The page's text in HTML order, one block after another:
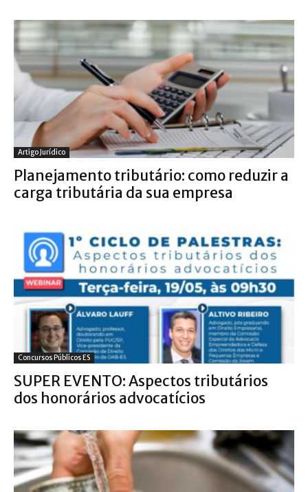
Artigo Jurídico
Planejamento tributário: como reduzir a
carga tributária da sua empresa
Concursos Públicos ES
SUPER EVENTO: Aspectos tributários
dos honorários advocatícios